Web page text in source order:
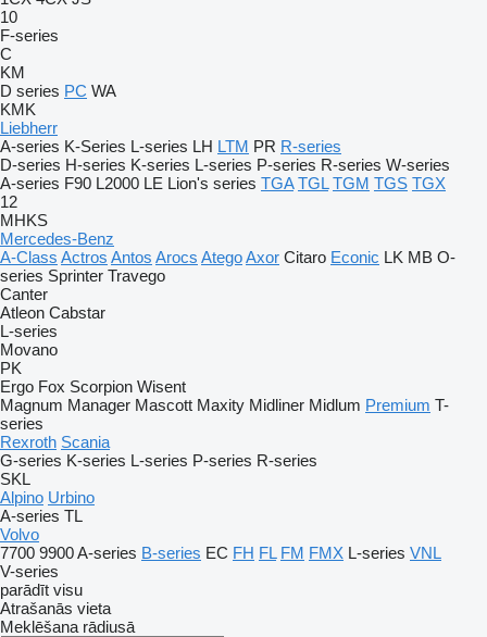
10
F-series
C
KM
D series PC WA
KMK
Liebherr
A-series K-Series L-series LH LTM PR R-series
D-series H-series K-series L-series P-series R-series W-series
A-series F90 L2000 LE Lion's series TGA TGL TGM TGS TGX
12
MHKS
Mercedes-Benz
A-Class Actros Antos Arocs AtegoAxor Citaro Econic LK MB O-
series Sprinter Travego
Canter
Atleon Cabstar
L-series
Movano
PK
Ergo Fox Scorpion Wisent
Magnum Manager Mascott Maxity Midliner Midlum Premium T-
series
Rexroth Scania
G-series K-series L-series P-series R-series
SKL
Alpino Urbino
A-series TL
Volvo
7700 9900A-series B-series EC FH FL FM FMX L-series VNL
V-series
parādīt visu
Atrašanās vieta
Meklēšana rādiusā